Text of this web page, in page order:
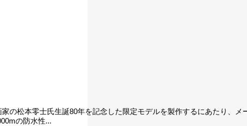
の松本零士氏生誕80年を記念した限定モデルを製作するにあたり、
の防水性...